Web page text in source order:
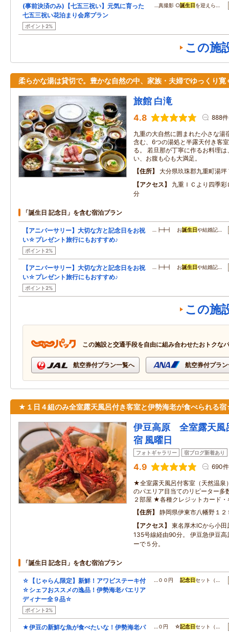
(事前決済のみ)【七五三祝い】元気に育った
七五三祝い花泊まり会席プラン
ポイント2%
…真撮影 ○誕生日 を迎えら…
この施
柔らかな湯は貸切で。豊かな自然の中、家族・夫婦でゆっくり寛
旅館 白滝
4.8 888件
九重の大自然に囲まれた小さな湯
含む、6つの湯処と半露天付き客
る。 若旦那が丁寧に作るお料理
い、お腹も心も大満足。
住所
大分県玖珠郡九重町湯坪
アクセス
九重ＩＣより四季
分
「誕生日 記念日」を含む宿泊プラン
【アニバーサリー】大切な方と記念日をお祝
い☆プレゼント旅行にもおすすめ♪
ポイント2%
…┣╋┫ お誕生日や結婚記…
【アニバーサリー】大切な方と記念日をお祝
い☆プレゼント旅行にもおすすめ♪
ポイント2%
…┣╋┫ お誕生日や結婚記…
この施
この施設と交通手段を自由に組み合わせたおトクな
航空券付プラン一覧へ 航空券付プラ
★１日４組のみ全室露天風呂付き客室と伊勢海老が食べられる
伊豆高原 全室露天
宿 風曜日
フォトギャラリー 宿ブログ新着あり
4.9 690件
★全室露天風呂付客室（天然温
のパエリア目当てのリピーター
２部屋 ★各種クレジットカード
住所
静岡県伊東市八幡野１２
アクセス
東名厚木ICから小
135号線経由90分。 伊豆急伊豆高
ーで５分。
「誕生日 記念日」を含む宿泊プラン
☆【じゃらん限定】新鮮！アワビステーキ付
☆シェフおススメの逸品！伊勢海老パエリア
ディナー全９品☆
ポイント2%
…００円記念日セット（…
★伊豆の新鮮な魚が食べたいな！伊勢海老パ
…０円 ☆記念日セット（…